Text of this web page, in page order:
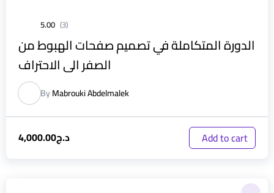
5.00 (3)
الدورة المتكاملة في تصميم صفحات الهبوط من
الصفر الى الاحتراف
ByMabrouki Abdelmalek
د.ج4,000.00 Add to cart